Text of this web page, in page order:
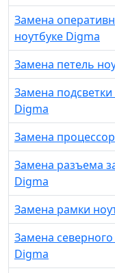
Замена
ноутбуке Digma
Замена петель
Замена
Digma
Замена
Замена разъема
Digma
Замена рамки
Замена
Digma